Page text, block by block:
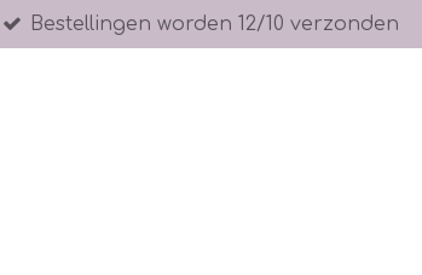
Bestellingen worden 12/10 verzonden